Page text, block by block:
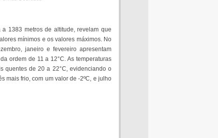
1383 metros de altitude, revelam que
mínimos e os valores máximos. No
janeiro e fevereiro apresentam
ordem de 11 a 12°C. As temperaturas
quentes de 20 a 22°C, evidenciando o
mais frio, com um valor de -2ºC, e julho